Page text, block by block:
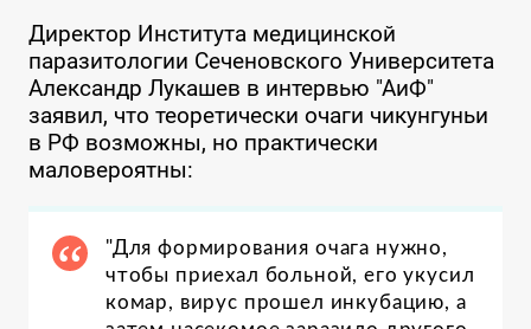
Директор Института медицинской
паразитологии Сеченовского Университета
Александр Лукашев в интервью "АиФ"
заявил, что теоретически очаги чикунгуньи
в РФ возможны, но практически
маловероятны:
"Для формирования очага нужно,
чтобы приехал больной, его укусил
комар, вирус прошел инкубацию, а